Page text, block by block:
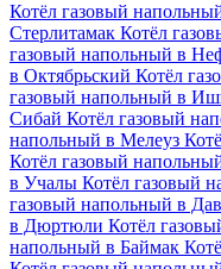
Котёл газовый
Стерлитамак Котёл
газовый напольный в
в Октябрьский Котёл
газовый напольный в
Сибай Котёл газовый
напольный в Мелеуз
Котёл газовый
в Учалы Котёл газовый
газовый напольный в
в Дюртюли Котёл
напольный в Баймак